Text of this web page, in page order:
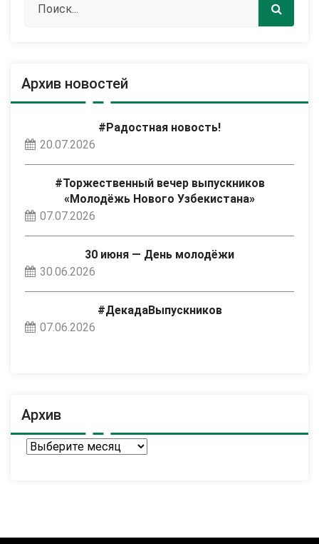
Архив новостей
#Радостная новость!
20.07.2026
#Торжественный вечер выпускников
«Молодёжь Нового Узбекистана»
07.07.2026
30 июня — День молодёжи
30.06.2026
#ДекадаВыпускников
07.06.2026
Архив
Архив